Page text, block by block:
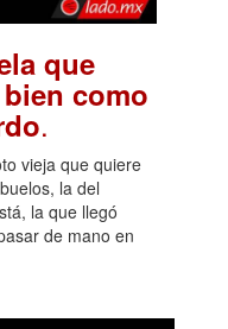
que
como
.
vieja que quiere
la del
la que llegó
de mano en